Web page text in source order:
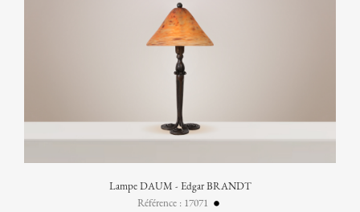
Lampe DAUM - Edgar BRANDT
Référence : 17071